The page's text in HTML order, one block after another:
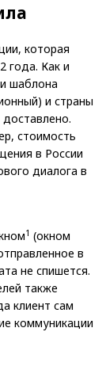
которая
года. Как и
шаблона
и страны
стоимость
в России
диалога в
1 (окном
в
не спишется.
также
клиент сам
коммуникации